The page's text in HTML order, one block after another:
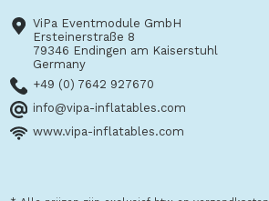
ViPa Eventmodule GmbH
Ersteinerstraße 8
79346 Endingen am Kaiserstuhl
Germany
+49 (0) 7642 927670
info@vipa-inflatables.com
www.vipa-inflatables.com